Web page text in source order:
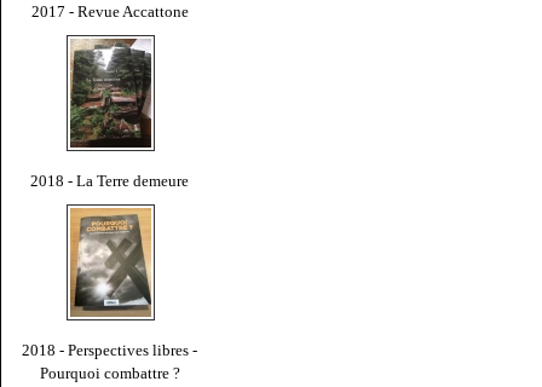
2017 - Revue Accattone
2018 - La Terre demeure
2018 - Perspectives libres -
Pourquoi combattre ?